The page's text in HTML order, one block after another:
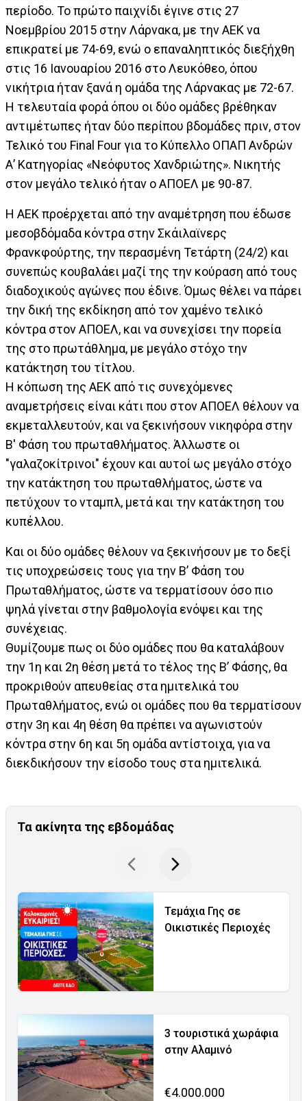
περίοδο. Το πρώτο παιχνίδι έγινε στις 27
Νοεμβρίου 2015 στην Λάρνακα, με την ΑΕΚ να
επικρατεί με 74-69, ενώ ο επαναληπτικός διεξήχθη
στις 16 Ιανουαρίου 2016 στο Λευκόθεο, όπου
νικήτρια ήταν ξανά η ομάδα της Λάρνακας με 72-67.
Η τελευταία φορά όπου οι δύο ομάδες βρέθηκαν
αντιμέτωπες ήταν δύο περίπου βδομάδες πριν, στον
Τελικό του Final Four για το Κύπελλο ΟΠΑΠ Ανδρών
Α’ Κατηγορίας «Νεόφυτος Χανδριώτης». Νικητής
στον μεγάλο τελικό ήταν ο ΑΠΟΕΛ με 90-87.
Η ΑΕΚ προέρχεται από την αναμέτρηση που έδωσε
μεσοβδόμαδα κόντρα στην Σκάιλαϊνερς
Φρανκφούρτης, την περασμένη Τετάρτη (24/2) και
συνεπώς κουβαλάει μαζί της την κούραση από τους
διαδοχικούς αγώνες που έδινε. Όμως θέλει να πάρει
την δική της εκδίκηση από τον χαμένο τελικό
κόντρα στον ΑΠΟΕΛ, και να συνεχίσει την πορεία
της στο πρωτάθλημα, με μεγάλο στόχο την
κατάκτηση του τίτλου.
Η κόπωση της ΑΕΚ από τις συνεχόμενες
αναμετρήσεις είναι κάτι που στον ΑΠΟΕΛ θέλουν να
εκμεταλλευτούν, και να ξεκινήσουν νικηφόρα στην
Β' Φάση του πρωταθλήματος. Άλλωστε οι
"γαλαζοκίτρινοι" έχουν και αυτοί ως μεγάλο στόχο
την κατάκτηση του πρωταθλήματος, ώστε να
πετύχουν το νταμπλ, μετά και την κατάκτηση του
κυπέλλου.
Και οι δύο ομάδες θέλουν να ξεκινήσουν με το δεξί
τις υποχρεώσεις τους για την Β’ Φάση του
Πρωταθλήματος, ώστε να τερματίσουν όσο πιο
ψηλά γίνεται στην βαθμολογία ενόψει και της
συνέχειας.
Θυμίζουμε πως οι δύο ομάδες που θα καταλάβουν
την 1η και 2η θέση μετά το τέλος της Β’ Φάσης, θα
προκριθούν απευθείας στα ημιτελικά του
Πρωταθλήματος, ενώ οι ομάδες που θα τερματίσουν
στην 3η και 4η θέση θα πρέπει να αγωνιστούν
κόντρα στην 6η και 5η ομάδα αντίστοιχα, για να
διεκδικήσουν την είσοδο τους στα ημιτελικά.
Τα ακίνητα της εβδομάδας
Τεμάχια Γης σε
Οικιστικές Περιοχές
3 τουριστικά χωράφια
στην Αλαμινό
€4.000.000